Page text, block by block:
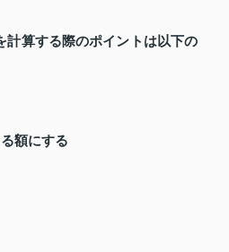
計算する際のポイントは以下の
額にする